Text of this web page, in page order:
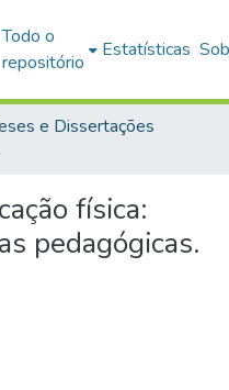
Todo o
repositório
Estatísticas
e Dissertações
física:
pedagógicas.